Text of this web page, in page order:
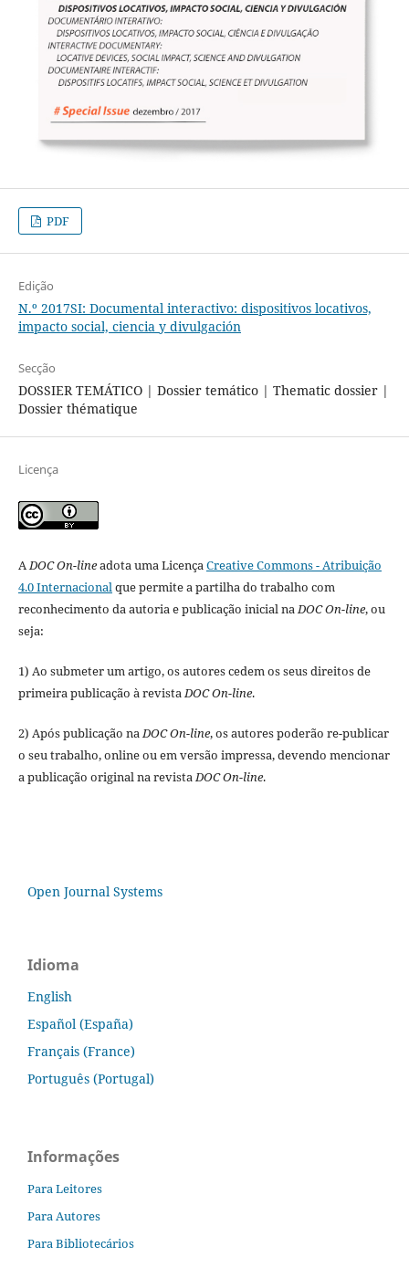
PDF
Edição
N.º 2017SI: Documental interactivo: dispositivos locativos,
impacto social, ciencia y divulgación
Secção
DOSSIER TEMÁTICO | Dossier temático | Thematic dossier |
Dossier thématique
Licença
ADOC On-lineadota uma LicençaCreative Commons - Atribuição
4.0 Internacionalque permite a partilha do trabalho com
reconhecimento da autoria e publicação inicial naDOC On-line, ou
seja:
1) Ao submeter um artigo, os autores cedem os seus direitos de
primeira publicação à revistaDOC On-line.
2) Após publicação naDOC On-line, os autores poderão re-publicar
o seu trabalho, online ou em versão impressa, devendo mencionar
a publicação original na revistaDOC On-line.
Open Journal Systems
Idioma
English
Español (España)
Français (France)
Português (Portugal)
Informações
Para Leitores
Para Autores
Para Bibliotecários